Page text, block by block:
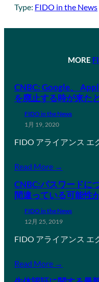
Type: FIDO in the News
MORE
CNBC: Google、
を廃止する時が来た
FIDO in the News
1月 19, 2020
FIDO アライアンス エ
Read More →
CNBC:パスワードに
間違っている可能性
FIDO in the News
12月 25, 2019
FIDO アライアンス エ
Read More →